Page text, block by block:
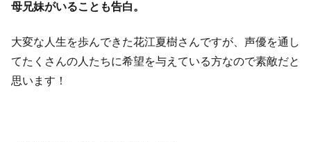
母兄妹がいることも告白。
大変な人生を歩んできた花江夏樹さんですが、声優を通し
てたくさんの人たちに希望を与えている方なので素敵だと
思います！